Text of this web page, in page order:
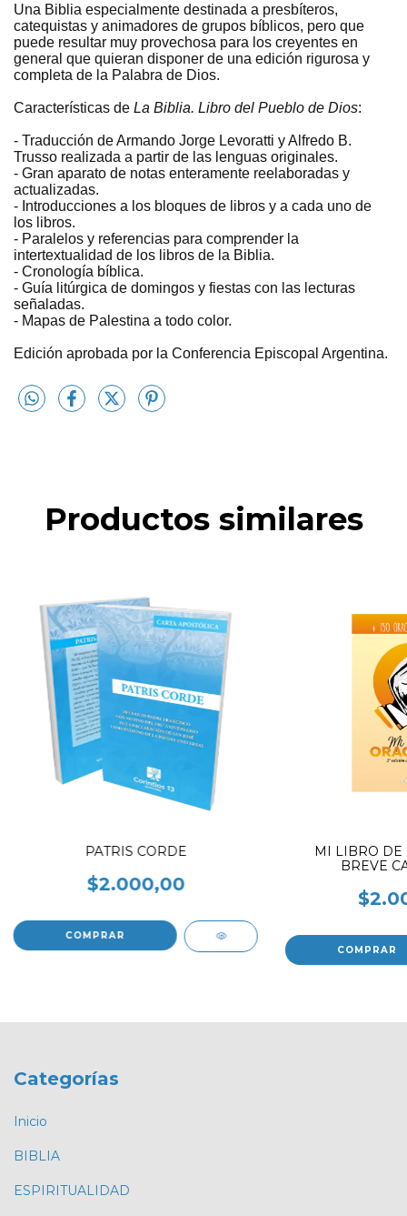
Una Biblia especialmente destinada a presbíteros,
catequistas y animadores de grupos bíblicos, pero que
puede resultar muy provechosa para los creyentes en
general que quieran disponer de una edición rigurosa y
completa de la Palabra de Dios.
Características de La Biblia. Libro del Pueblo de Dios:
- Traducción de Armando Jorge Levoratti y Alfredo B.
Trusso realizada a partir de las lenguas originales.
- Gran aparato de notas enteramente reelaboradas y
actualizadas.
- Introducciones a los bloques de libros y a cada uno de
los libros.
- Paralelos y referencias para comprender la
intertextualidad de los libros de la Biblia.
- Cronología bíblica.
- Guía litúrgica de domingos y fiestas con las lecturas
señaladas.
- Mapas de Palestina a todo color.
Edición aprobada por la Conferencia Episcopal Argentina.
Productos similares
PATRIS CORDE
$2.000,00
MI LIBRO DE
BREVE
Categorías
Inicio
BIBLIA
ESPIRITUALIDAD